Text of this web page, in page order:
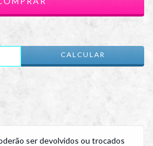
CALCULAR
ser devolvidos ou trocados